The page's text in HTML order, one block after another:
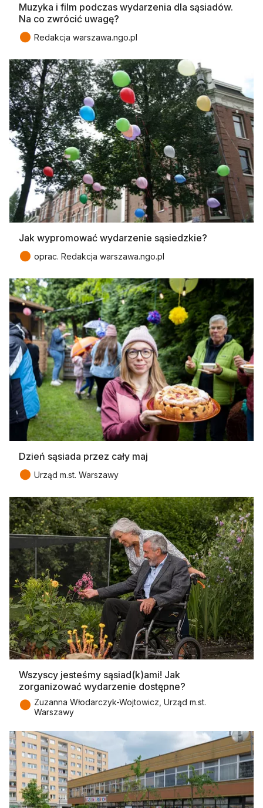
Muzyka i film podczas wydarzenia dla sąsiadów.
Na co zwrócić uwagę?
● Redakcja warszawa.ngo.pl
Jak wypromować wydarzenie sąsiedzkie?
● oprac. Redakcja warszawa.ngo.pl
Dzień sąsiada przez cały maj
● Urząd m.st. Warszawy
Wszyscy jesteśmy sąsiad(k)ami! Jak
zorganizować wydarzenie dostępne?
● Zuzanna Włodarczyk-Wojtowicz, Urząd m.st.
Warszawy